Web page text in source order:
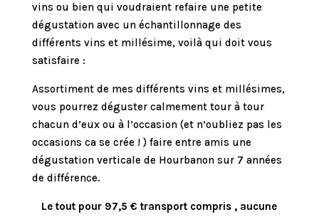
vins ou bien qui voudraient refaire une petite
dégustation avec un échantillonnage des
différents vins et millésime, voilà qui doit vous
satisfaire :
Assortiment de mes différents vins et millésimes,
vous pourrez déguster calmement tour à tour
chacun d’eux ou à l’occasion (et n’oubliez pas les
occasions ca se crée ! ) faire entre amis une
dégustation verticale de Hourbanon sur 7 années
de différence.
Le tout pour 97,5 € transport compris , aucune